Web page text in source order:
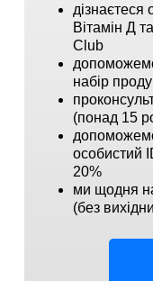
дізнаєтеся
Вітамін Д
Club
набір
(понад 15
особистий
20%
ми щодня
(без